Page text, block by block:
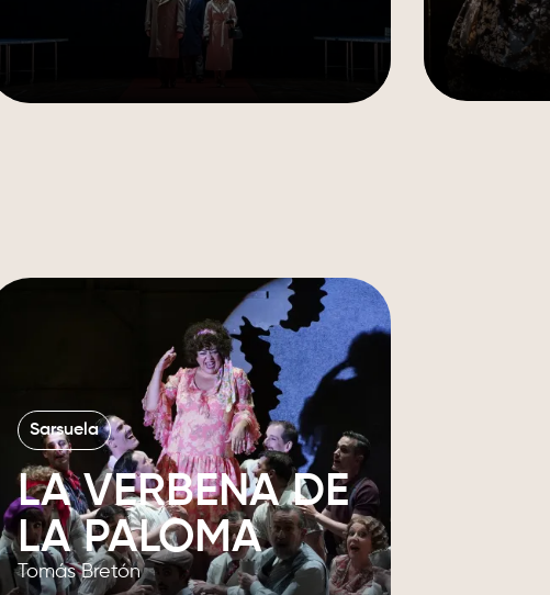
Sarsuela
LA VERBENA DE
LA PALOMA
Tomás Bretón